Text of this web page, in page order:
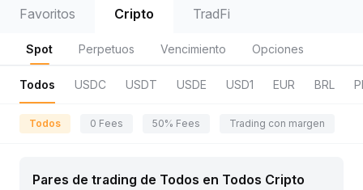
Favoritos Cripto TradFi
Spot Perpetuos Vencimiento Opciones
Todos USDC USDT USDE USD1 EUR BRL
Todos 0 Fees 50% Fees Trading con margen
Pares de trading de Todos en Todos Cripto